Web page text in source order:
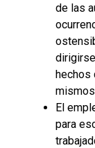
de las
hechos
El
para